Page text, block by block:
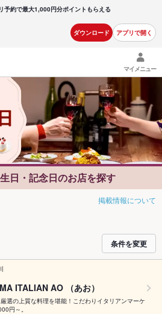
予約で最大1,000円分ポイントもらえる
ダウンロード アプリで開く
マイメニュー
日・記念日のお店を探す
掲載情報について
条件を変更
ITALIAN AO （あお）
選の上質な料理を堪能！こだわりイタリアンマーケ
円～。